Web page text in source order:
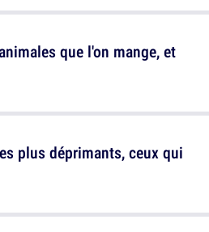
que l'on mange, et
plus déprimants, ceux qui